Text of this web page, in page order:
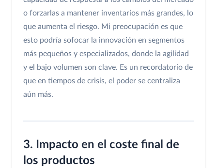
o forzarlas a mantener inventarios más grandes, lo
que aumenta el riesgo. Mi preocupación es que
esto podría sofocar la innovación en segmentos
más pequeños y especializados, donde la agilidad
y el bajo volumen son clave. Es un recordatorio de
que en tiempos de crisis, el poder se centraliza
aún más.
3. Impacto en el coste final de
los productos